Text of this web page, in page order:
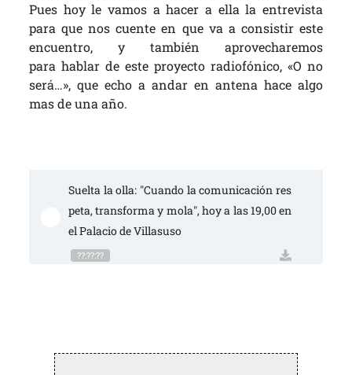
Pues hoy le vamos a hacer a ella la entrevista
para que nos cuente en que va a consistir este
encuentro, y también aprovecharemos
para hablar de este proyecto radiofónico, «O no
será…», que echo a andar en antena hace algo
mas de una año.
Suelta la olla: "Cuando la comunicación res
peta, transforma y mola", hoy a las 19,00 en
el Palacio de Villasuso
??:??:??